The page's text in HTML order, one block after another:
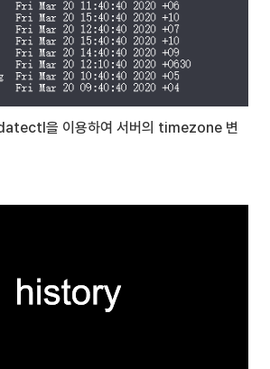
을 이용하여 서버의 timezone 변